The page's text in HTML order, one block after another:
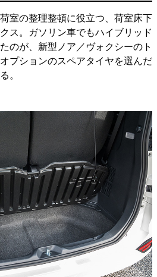
室の整理整頓に役立つ、荷室床下
ス。ガソリン車でもハイブリッド
のが、新型ノア／ヴォクシーのト
プションのスペアタイヤを選んだ
。